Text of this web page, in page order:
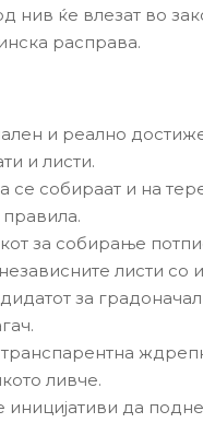
нив ќе влезат во
расправа.
и реално
и листи.
се собираат и на
за собирање
листи со
за
ливче.
да